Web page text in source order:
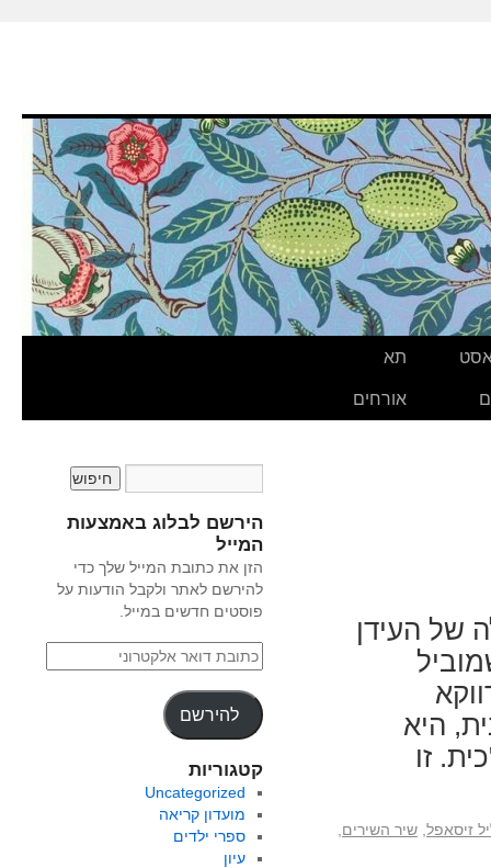
תא
אורחים
של העידן
היא
זו
זיסאפל שיר השירים
הירשם לבלוג באמצעות
המייל
הזן את כתובת המייל שלך כדי
להירשם לאתר ולקבל הודעות על
פוסטים חדשים במייל.
להירשם
קטגוריות
Uncategorized
מועדון קריאה
ספרי ילדים
עיון